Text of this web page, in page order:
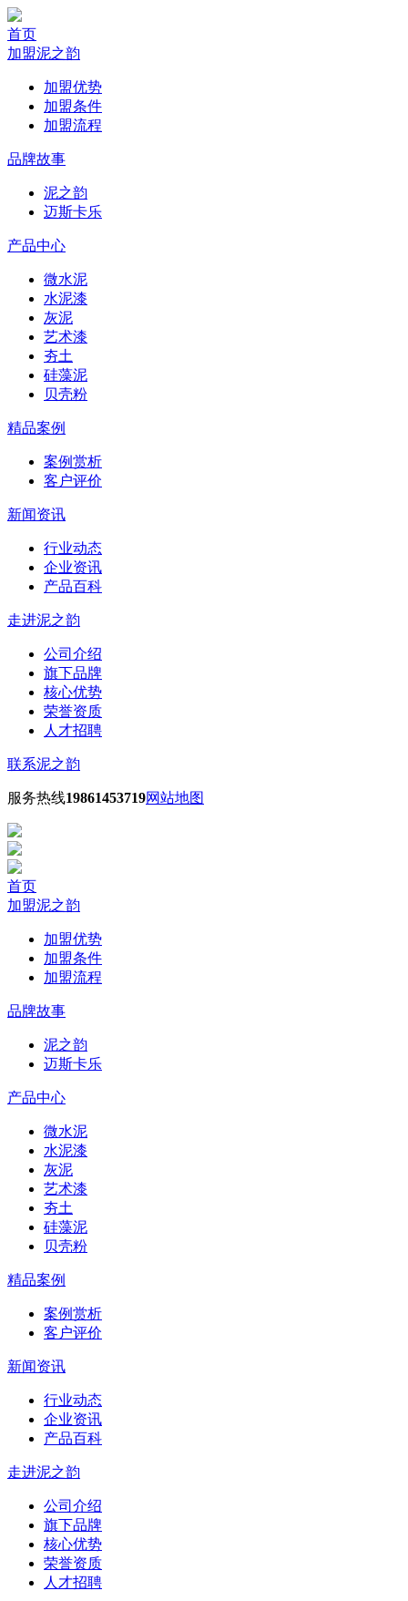
首页
加盟泥之韵
加盟优势
加盟条件
加盟流程
品牌故事
泥之韵
迈斯卡乐
产品中心
微水泥
水泥漆
灰泥
艺术漆
夯土
硅藻泥
贝壳粉
精品案例
案例赏析
客户评价
新闻资讯
行业动态
企业资讯
产品百科
走进泥之韵
公司介绍
旗下品牌
核心优势
荣誉资质
人才招聘
联系泥之韵
服务热线19861453719网站地图
首页
加盟泥之韵
加盟优势
加盟条件
加盟流程
品牌故事
泥之韵
迈斯卡乐
产品中心
微水泥
水泥漆
灰泥
艺术漆
夯土
硅藻泥
贝壳粉
精品案例
案例赏析
客户评价
新闻资讯
行业动态
企业资讯
产品百科
走进泥之韵
公司介绍
旗下品牌
核心优势
荣誉资质
人才招聘